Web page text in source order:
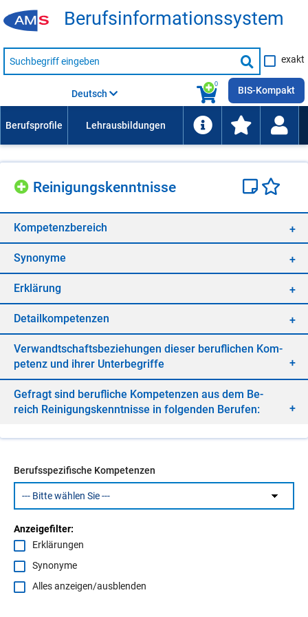
Be­rufs­in­for­ma­ti­ons­sys­tem
Suche
nach
Suche
starten
exakt
0
Deutsch BIS-Kompakt
Rei­ni­gungs­kennt­nis­se
Kom­pe­tenz­be­reich
Syn­ony­me
Er­klä­rung
De­tail­kom­pe­ten­zen
Ver­wandt­schafts­be­zie­hun­gen die­ser be­ruf­li­chen Kom­
pe­tenz und ih­rer Un­ter­be­grif­fe
Ge­fragt sind be­ruf­li­che Kom­pe­ten­zen aus dem Be­
reich Rei­ni­gungs­kennt­nis­se in fol­gen­den Be­ru­fen:
Berufsspezifische Kompetenzen
Anzeigefilter:
Erklärungen
Synonyme
Alles anzeigen/ausblenden